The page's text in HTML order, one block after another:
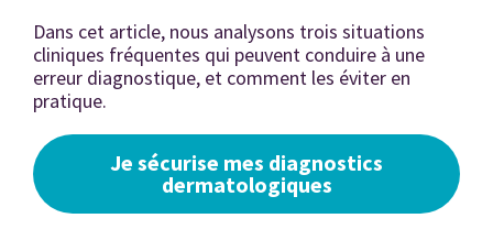
Dans cet article, nous analysons trois situations
cliniques fréquentes qui peuvent conduire à une
erreur diagnostique, et comment les éviter en
pratique.
Je sécurise mes diagnostics
dermatologiques